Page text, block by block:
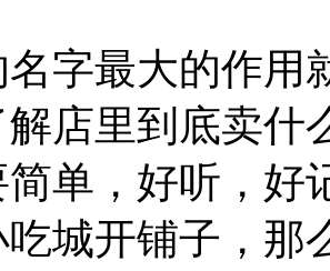
名字最大的作用
店里到底卖什
单，好听，好
吃城开铺子，那